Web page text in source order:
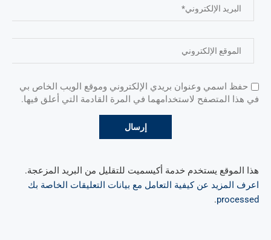
حفظ اسمي وعنوان بريدي الإلكتروني وموقع الويب الخاص بي
في هذا المتصفح لاستخدامهما في المرة القادمة التي أعلق فيها.
هذا الموقع يستخدم خدمة أكيسميت للتقليل من البريد المزعجة.
اعرف المزيد عن كيفية التعامل مع بيانات التعليقات الخاصة بك
processed
.